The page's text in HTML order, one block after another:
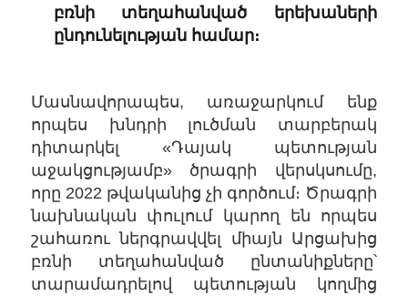
բռնի տեղահանված երեխաների
ընդունելության համար։
Մասնավորապես, առաջարկում ենք
որպես խնդրի լուծման տարբերակ
դիտարկել «Դայակ պետության
աջակցությամբ» ծրագրի վերսկսումը,
որը 2022 թվականից չի գործում։ Ծրագրի
նախնական փուլում կարող են որպես
շահառու ներգրավվել միայն Արցախից
բռնի տեղահանված ընտանիքները՝
տարամադրելով պետության կողմից